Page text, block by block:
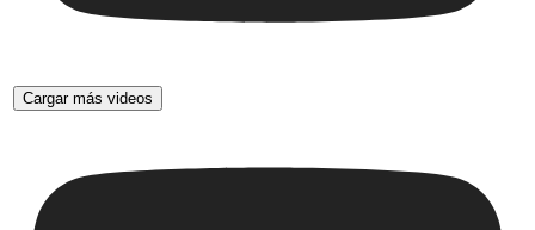
Cargar más videos